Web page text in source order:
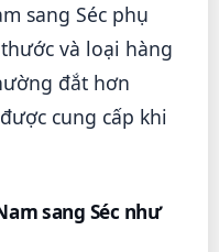
sang Séc phụ
và loại hàng
đắt hơn
cung cấp khi
sang Séc như